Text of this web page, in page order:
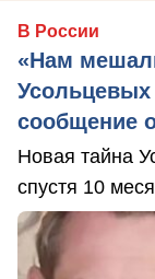
В России
«Нам
Усольцевых
сообщение
Новая тайна
спустя 10